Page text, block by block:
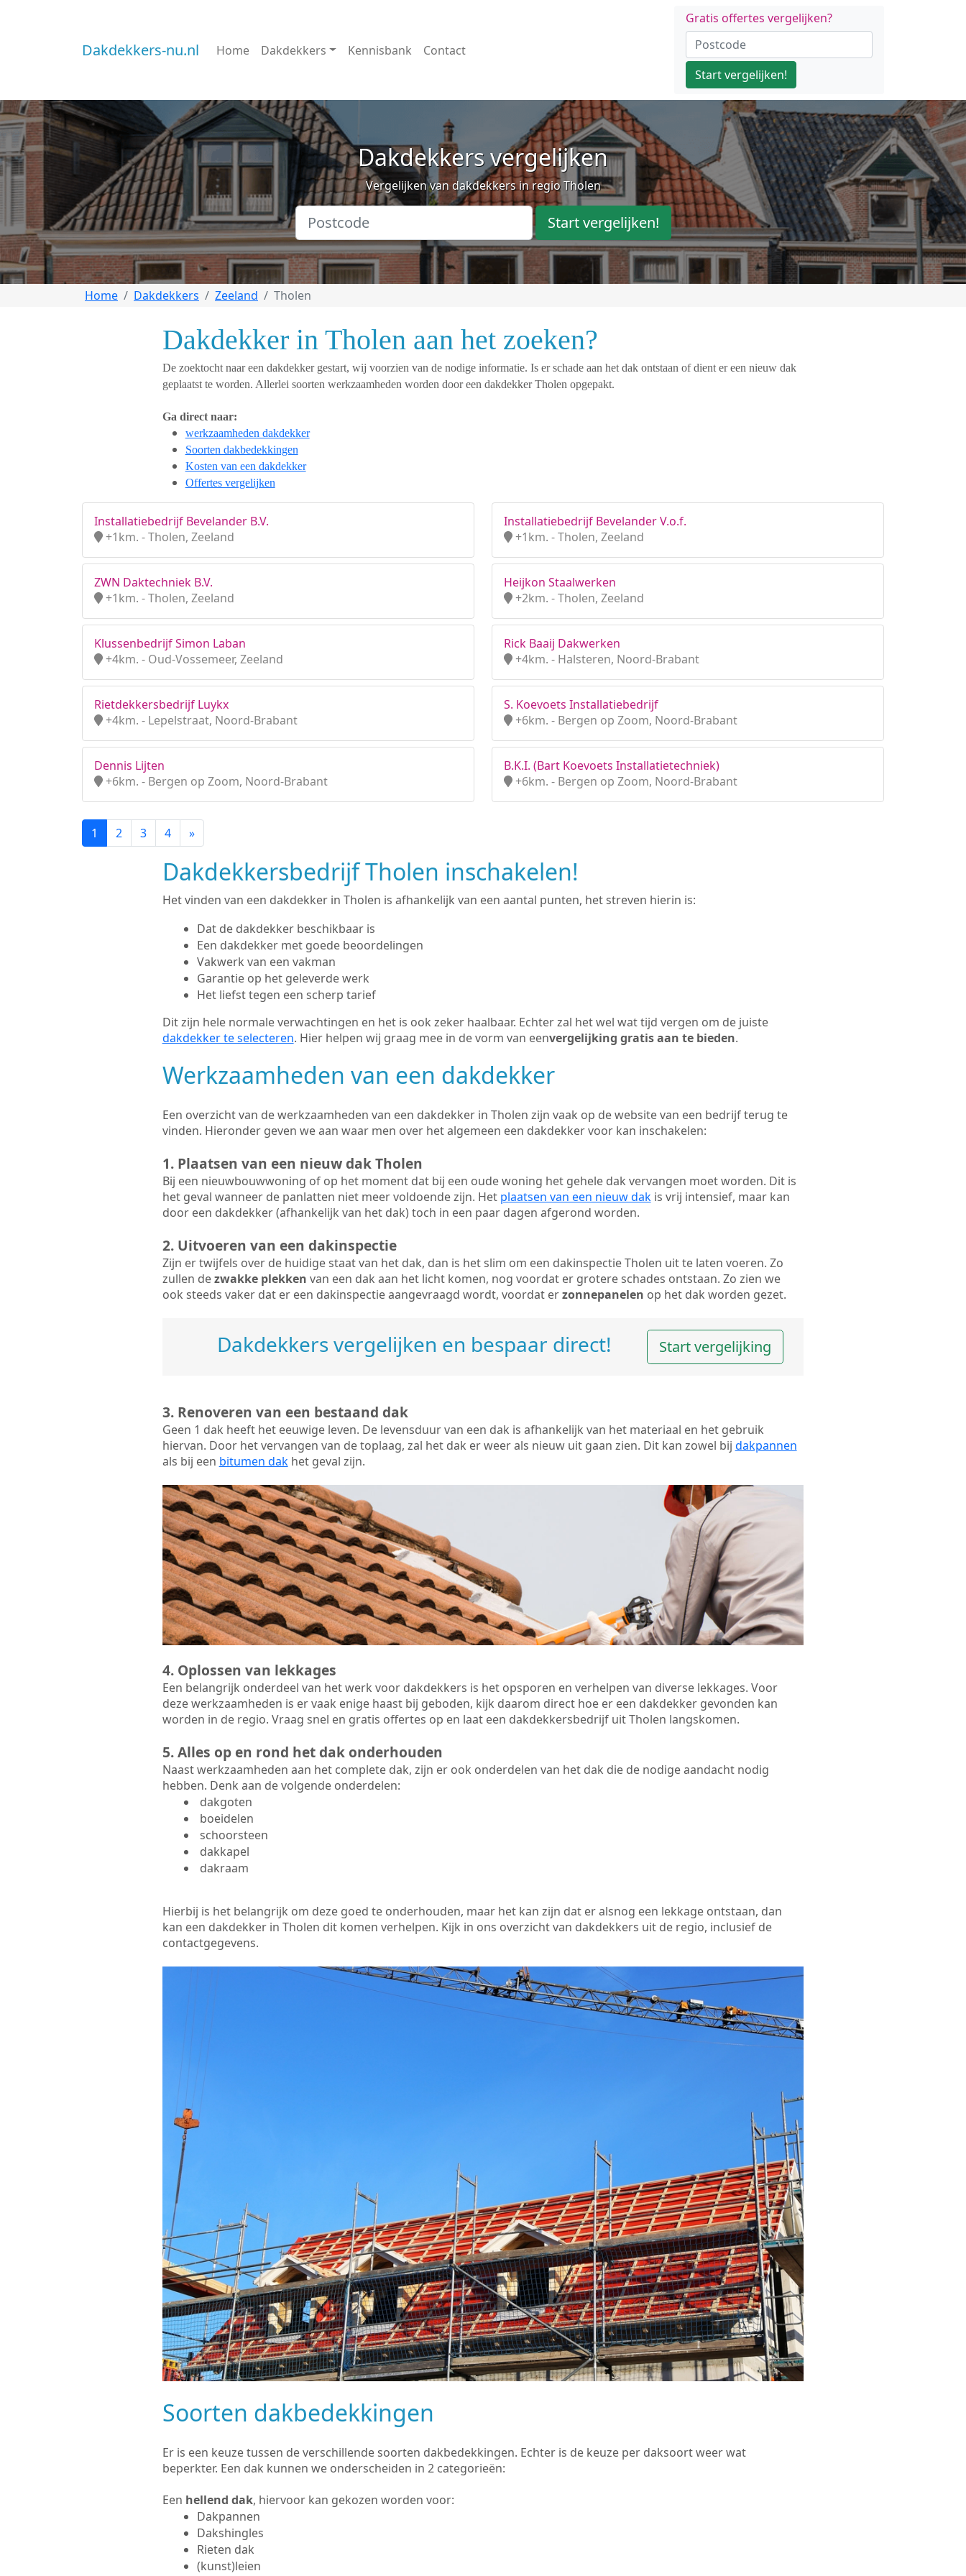
Dakdekkers-nu.nl Home Dakdekkers Kennisbank Contact
Gratis offertes vergelijken?
Start vergelijken!
Dakdekkers vergelijken
Vergelijken van dakdekkers in regio Tholen
Start vergelijken!
Home Dakdekkers Zeeland Tholen
Dakdekker in Tholen aan het zoeken?
De zoektocht naar een dakdekker gestart, wij voorzien van de nodige informatie. Is er schade aan het dak ontstaan of dient er een nieuw dak
geplaatst te worden. Allerlei soorten werkzaamheden worden door een dakdekker Tholen opgepakt.
Ga direct naar:
werkzaamheden dakdekker
Soorten dakbedekkingen
Kosten van een dakdekker
Offertes vergelijken
Installatiebedrijf Bevelander B.V.
+1km. - Tholen, Zeeland
Installatiebedrijf Bevelander V.o.f.
+1km. - Tholen, Zeeland
ZWN Daktechniek B.V.
+1km. - Tholen, Zeeland
Heijkon Staalwerken
+2km. - Tholen, Zeeland
Klussenbedrijf Simon Laban
+4km. - Oud-Vossemeer, Zeeland
Rick Baaij Dakwerken
+4km. - Halsteren, Noord-Brabant
Rietdekkersbedrijf Luykx
+4km. - Lepelstraat, Noord-Brabant
S. Koevoets Installatiebedrijf
+6km. - Bergen op Zoom, Noord-Brabant
Dennis Lijten
+6km. - Bergen op Zoom, Noord-Brabant
B.K.I. (Bart Koevoets Installatietechniek)
+6km. - Bergen op Zoom, Noord-Brabant
1 2 3 4 »
Dakdekkersbedrijf Tholen inschakelen!
Het vinden van een dakdekker in Tholen is afhankelijk van een aantal punten, het streven hierin is:
Dat de dakdekker beschikbaar is
Een dakdekker met goede beoordelingen
Vakwerk van een vakman
Garantie op het geleverde werk
Het liefst tegen een scherp tarief
Dit zijn hele normale verwachtingen en het is ook zeker haalbaar. Echter zal het wel wat tijd vergen om de juiste
dakdekker te selecteren. Hier helpen wij graag mee in de vorm van eenvergelijking gratis aan te bieden.
Werkzaamheden van een dakdekker
Een overzicht van de werkzaamheden van een dakdekker in Tholen zijn vaak op de website van een bedrijf terug te
vinden. Hieronder geven we aan waar men over het algemeen een dakdekker voor kan inschakelen:
1. Plaatsen van een nieuw dak Tholen
Bij een nieuwbouwwoning of op het moment dat bij een oude woning het gehele dak vervangen moet worden. Dit is
het geval wanneer de panlatten niet meer voldoende zijn. Het plaatsen van een nieuw dakis vrij intensief, maar kan
door een dakdekker (afhankelijk van het dak) toch in een paar dagen afgerond worden.
2. Uitvoeren van een dakinspectie
Zijn er twijfels over de huidige staat van het dak, dan is het slim om een dakinspectie Tholen uit te laten voeren. Zo
zullen dezwakke plekken van een dak aan het licht komen, nog voordat er grotere schades ontstaan. Zo zien we
ook steeds vaker dat er een dakinspectie aangevraagd wordt, voordat erzonnepanelen op het dak worden gezet.
Dakdekkers vergelijken en bespaar direct! Start vergelijking
3. Renoveren van een bestaand dak
Geen 1 dak heeft het eeuwige leven. De levensduur van een dak is afhankelijk van het materiaal en het gebruik
hiervan. Door het vervangen van de toplaag, zal het dak er weer als nieuw uit gaan zien. Dit kan zowel bij dakpannen
als bij een bitumen dakhet geval zijn.
4. Oplossen van lekkages
Een belangrijk onderdeel van het werk voor dakdekkers is het opsporen en verhelpen van diverse lekkages. Voor
deze werkzaamheden is er vaak enige haast bij geboden, kijk daarom direct hoe er een dakdekker gevonden kan
worden in de regio. Vraag snel en gratis offertes op en laat een dakdekkersbedrijf uit Tholen langskomen.
5. Alles op en rond het dak onderhouden
Naast werkzaamheden aan het complete dak, zijn er ook onderdelen van het dak die de nodige aandacht nodig
hebben. Denk aan de volgende onderdelen:
dakgoten
boeidelen
schoorsteen
dakkapel
dakraam
Hierbij is het belangrijk om deze goed te onderhouden, maar het kan zijn dat er alsnog een lekkage ontstaan, dan
kan een dakdekker in Tholen dit komen verhelpen. Kijk in ons overzicht van dakdekkers uit de regio, inclusief de
contactgegevens.
Soorten dakbedekkingen
Er is een keuze tussen de verschillende soorten dakbedekkingen. Echter is de keuze per daksoort weer wat
beperkter. Een dak kunnen we onderscheiden in 2 categorieën:
Een hellend dak, hiervoor kan gekozen worden voor:
Dakpannen
Dakshingles
Rieten dak
(kunst)leien